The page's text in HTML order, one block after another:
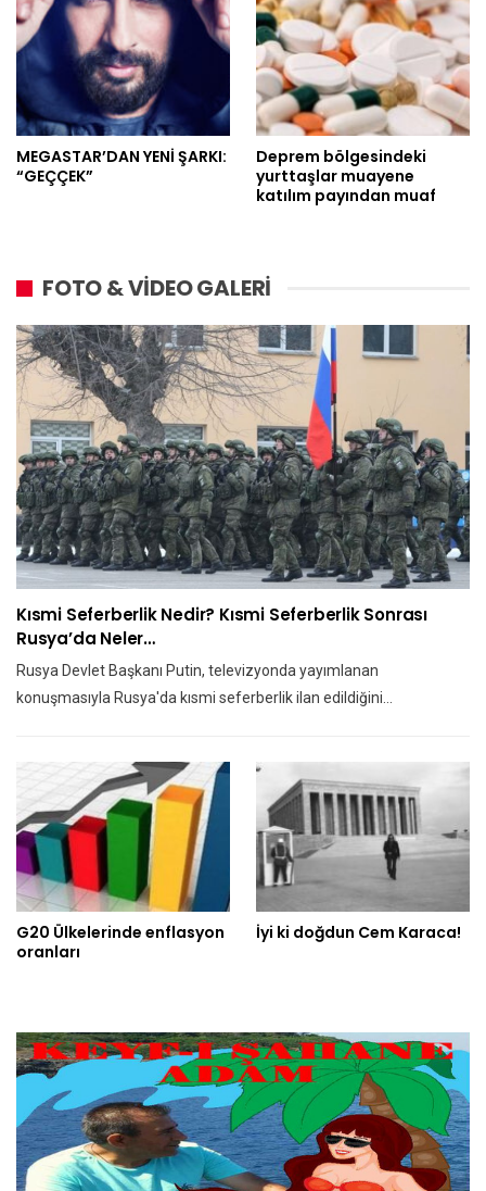
MEGASTAR’DAN YENİ ŞARKI:
“GEÇÇEK”
Deprem bölgesindeki
yurttaşlar muayene
katılım payından muaf
FOTO & VİDEO GALERİ
Kısmi Seferberlik Nedir? Kısmi Seferberlik Sonrası
Rusya’da Neler…
Rusya Devlet Başkanı Putin, televizyonda yayımlanan
konuşmasıyla Rusya'da kısmi seferberlik ilan edildiğini…
G20 Ülkelerinde enflasyon
oranları
İyi ki doğdun Cem Karaca!